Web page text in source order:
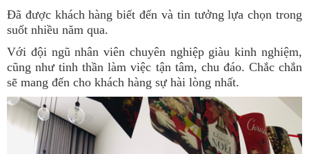
Đã được khách hàng biết đến và tin tưởng lựa chọn trong
suốt nhiều năm qua.
Với đội ngũ nhân viên chuyên nghiệp giàu kinh nghiệm,
cũng như tinh thần làm việc tận tâm, chu đáo. Chắc chắn
sẽ mang đến cho khách hàng sự hài lòng nhất.